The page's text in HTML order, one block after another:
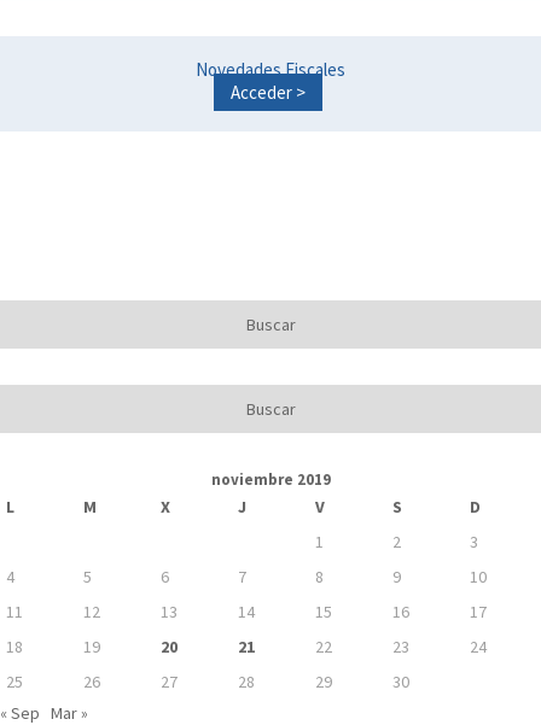
Novedades Fiscales
Acceder >
noviembre 2019
L M X J V S
D
1
2
3
4
5 6 7 8 9
10
11
12 13 14 15 16
17
18
19 20 21 22 23
24
25
26 27 28 29
30
« Sep Mar »